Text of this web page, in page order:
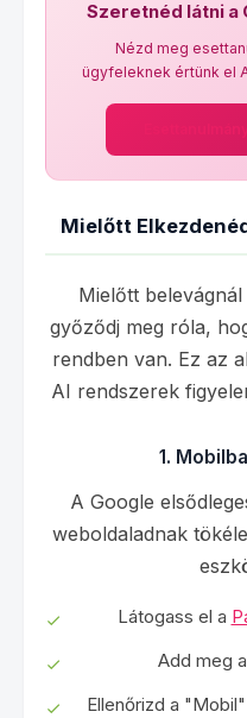
Szeretnéd látni a
Nézd meg
ügyfeleknek értünk el
Mielőtt
Mielőtt
győződj meg róla,
rendben van. Ez az
AI rendszerek
1.
A Google
weboldaladnak
Látogass el a
Add meg
Ellenőrizd a